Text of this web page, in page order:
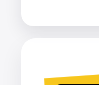
Площадки